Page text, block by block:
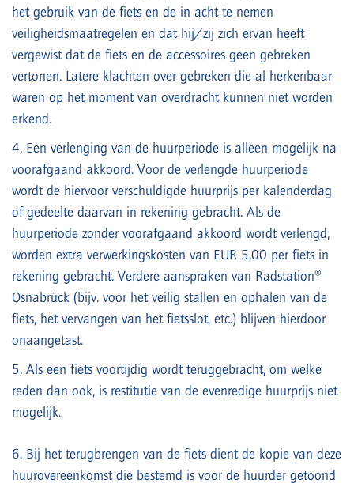
het gebruik van de fiets en de in acht te nemen
veiligheidsmaatregelen en dat hij/zij zich ervan heeft
vergewist dat de fiets en de accessoires geen gebreken
vertonen. Latere klachten over gebreken die al herkenbaar
waren op het moment van overdracht kunnen niet worden
erkend.
4. Een verlenging van de huurperiode is alleen mogelijk na
voorafgaand akkoord. Voor de verlengde huurperiode
wordt de hiervoor verschuldigde huurprijs per kalenderdag
of gedeelte daarvan in rekening gebracht. Als de
huurperiode zonder voorafgaand akkoord wordt verlengd,
worden extra verwerkingskosten van EUR 5,00 per fiets in
rekening gebracht. Verdere aanspraken van Radstation®
Osnabrück (bijv. voor het veilig stallen en ophalen van de
fiets, het vervangen van het fietsslot, etc.) blijven hierdoor
onaangetast.
5. Als een fiets voortijdig wordt teruggebracht, om welke
reden dan ook, is restitutie van de evenredige huurprijs niet
mogelijk.
6. Bij het terugbrengen van de fiets dient de kopie van deze
huurovereenkomst die bestemd is voor de huurder getoond